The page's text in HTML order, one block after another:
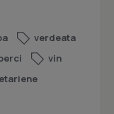
verdeata
vin